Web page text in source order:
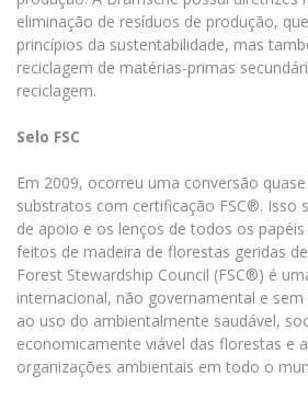
eliminação de resíduos de produção,
princípios da sustentabilidade, mas
reciclagem de matérias-primas
reciclagem.
Selo FSC
Em 2009, ocorreu uma conversão
substratos com certificação FSC®. Isso
de apoio e os lenços de todos os
feitos de madeira de florestas geridas
Forest Stewardship Council (FSC®) é
internacional, não governamental e
ao uso do ambientalmente saudável,
economicamente viável das florestas e
organizações ambientais em todo o